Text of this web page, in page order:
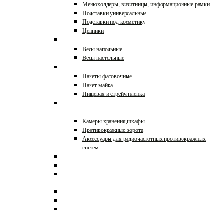
Менюхолдеры, визитницы, информационные рамки
Подставки универсальные
Подставки под косметику
Ценники
Весы напольные
Весы настольные
Пакеты фасовочные
Пакет майка
Пищевая и стрейч пленка
Камеры хранения,шкафы
Противокражные ворота
Аксессуары для радиочастотных противокражных
систем